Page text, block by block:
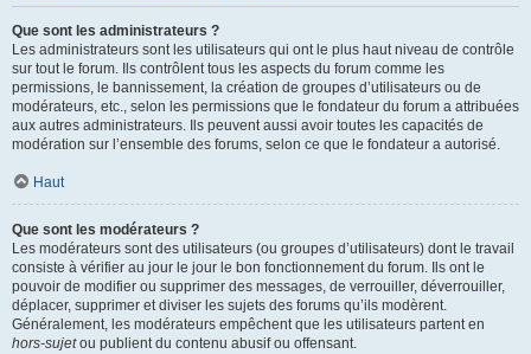
Que sont les administrateurs ?
Les administrateurs sont les utilisateurs qui ont le plus haut niveau de contrôle
sur tout le forum. Ils contrôlent tous les aspects du forum comme les
permissions, le bannissement, la création de groupes d’utilisateurs ou de
modérateurs, etc., selon les permissions que le fondateur du forum a attribuées
aux autres administrateurs. Ils peuvent aussi avoir toutes les capacités de
modération sur l’ensemble des forums, selon ce que le fondateur a autorisé.
Haut
Que sont les modérateurs ?
Les modérateurs sont des utilisateurs (ou groupes d’utilisateurs) dont le travail
consiste à vérifier au jour le jour le bon fonctionnement du forum. Ils ont le
pouvoir de modifier ou supprimer des messages, de verrouiller, déverrouiller,
déplacer, supprimer et diviser les sujets des forums qu’ils modèrent.
Généralement, les modérateurs empêchent que les utilisateurs partent en
hors-sujetou publient du contenu abusif ou offensant.